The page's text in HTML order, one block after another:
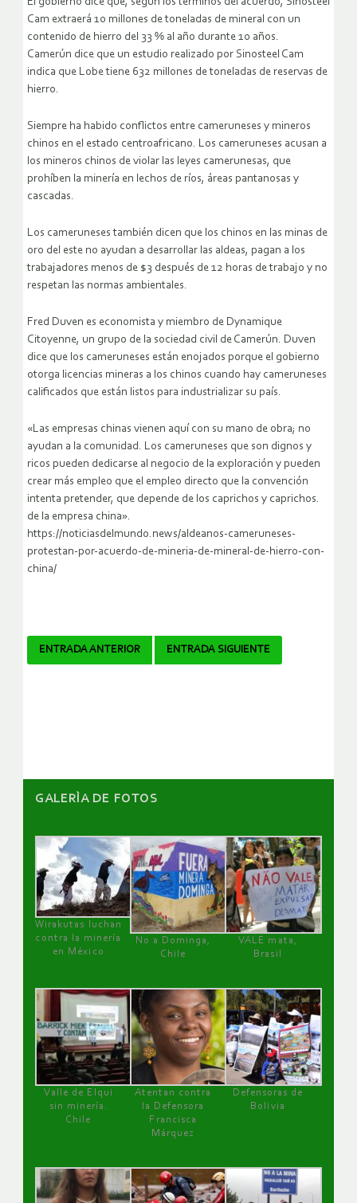
Cam extraerá 10 millones de toneladas de mineral con un
contenido de hierro del 33 % al año durante 10 años.
Camerún dice que un estudio realizado por Sinosteel Cam
indica que Lobe tiene 632 millones de toneladas de reservas de
hierro.
Siempre ha habido conflictos entre cameruneses y mineros
chinos en el estado centroafricano. Los cameruneses acusan a
los mineros chinos de violar las leyes camerunesas, que
prohíben la minería en lechos de ríos, áreas pantanosas y
cascadas.
Los cameruneses también dicen que los chinos en las minas de
oro del este no ayudan a desarrollar las aldeas, pagan a los
trabajadores menos de $3 después de 12 horas de trabajo y no
respetan las normas ambientales.
Fred Duven es economista y miembro de Dynamique
Citoyenne, un grupo de la sociedad civil de Camerún. Duven
dice que los cameruneses están enojados porque el gobierno
otorga licencias mineras a los chinos cuando hay cameruneses
calificados que están listos para industrializar su país.
«Las empresas chinas vienen aquí con su mano de obra; no
ayudan a la comunidad. Los cameruneses que son dignos y
ricos pueden dedicarse al negocio de la exploración y pueden
crear más empleo que el empleo directo que la convención
intenta pretender, que depende de los caprichos y caprichos.
de la empresa china».
https://noticiasdelmundo.news/aldeanos-cameruneses-
protestan-por-acuerdo-de-mineria-de-mineral-de-hierro-con-
china/
Navegador
ENTRADA ANTERIOR ENTRADA SIGUIENTE
GALERÌA DE FOTOS
Wirakutas luchan
contra la minería
en México
No a Dominga,
Chile
VALE mata,
Brasil
Valle de Elqui
sin minería.
Chile
Atentan contra
la Defensora
Francisca
Márquez
Defensoras de
Bolivia